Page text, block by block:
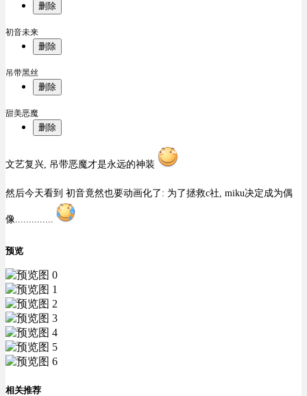
删除
初音未来
删除
吊带黑丝
删除
甜美恶魔
删除
文艺复兴, 吊带恶魔才是永远的神装
然后今天看到 初音竟然也要动画化了: 为了拯救c社, miku决定成为偶
像..............
预览
相关推荐